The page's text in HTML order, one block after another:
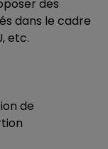
des
dans le cadre
etc.
de